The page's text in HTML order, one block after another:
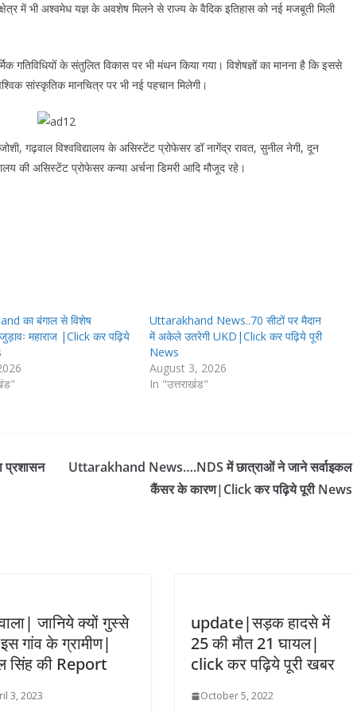
में भी अश्वमेध यज्ञ के अवशेष मिलने से राज्य के वैदिक इतिहास को नई मजबूती मिली
के संतुलित विकास पर भी मंथन किया गया। विशेषज्ञों का मानना है कि इससे
सांस्कृतिक मानचित्र पर भी नई पहचान मिलेगी।
गढ़वाल विश्वविद्यालय के असिस्टेंट प्रोफेसर डॉ नागेंद्र रावत, सुनील नेगी, दून
की असिस्टेंट प्रोफेसर कन्या अर्चना डिमरी आदि मौजूद रहे।
का बंगाल से विशेष
महाराज |Click कर पढ़िये
Uttarakhand News..70 सीटों पर मैदान
में अकेले उतरेगी UKD|Click कर पढ़िये पूरी
News
August 3, 2026
In "उत्तराखंड"
प्रशासन
Uttarakhand News….NDS में छात्राओं ने जाने सर्वाइकल
कैंसर के कारण|Click कर पढ़िये पूरी News
जानिये क्यों गुस्से
गांव के ग्रामीण|
सिंह की Report
3, 2023
update|सड़क हादसे में
25 की मौत 21 घायल|
click कर पढ़िये पूरी खबर
October 5, 2022